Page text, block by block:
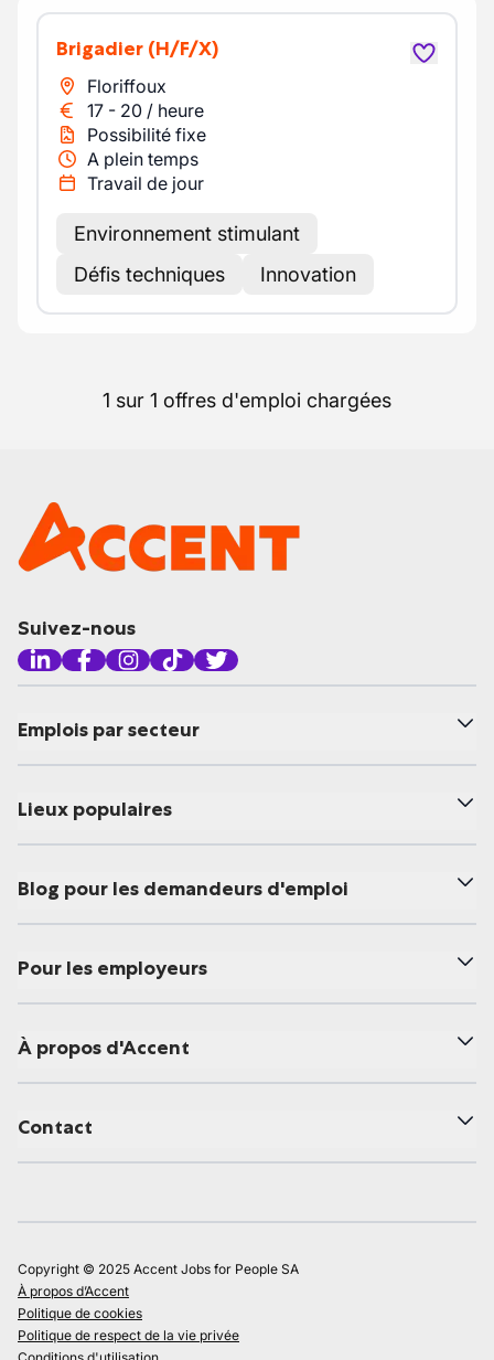
Brigadier (H/F/X)
Floriffoux
17 - 20 / heure
Possibilité fixe
A plein temps
Travail de jour
Environnement stimulant
Défis techniques
Innovation
1 sur 1 offres d'emploi chargées
Suivez-nous
Emplois par secteur
Lieux populaires
Blog pour les demandeurs d'emploi
Pour les employeurs
À propos d'Accent
Contact
Copyright © 2025 Accent Jobs for People SA
À propos d’Accent
Politique de cookies
Politique de respect de la vie privée